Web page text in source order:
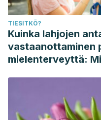
TIESITKÖ?
Kuinka lahjojen
vastaanottaminen
mielenterveyttä: